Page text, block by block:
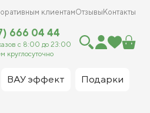
клиентамОтзывы Контакты
666 04 44
с 8:00 до 23:00
круглосуточно
ВАУ эффект Подарки